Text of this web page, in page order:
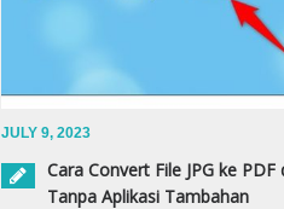
JULY 9, 2023
Cara Convert File JPG ke PDF
Tanpa Aplikasi Tambahan